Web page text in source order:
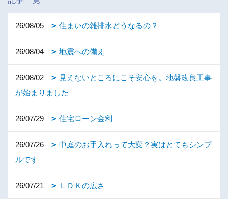
26/08/05 住まいの雑排水どうなるの？
26/08/04 地震への備え
26/08/02
見えないところにこそ安心を。地盤改良工事
が始まりました
26/07/29 住宅ローン金利
26/07/26
中庭のお手入れって大変？実はとてもシンプ
ルです
26/07/21 ＬＤＫの広さ